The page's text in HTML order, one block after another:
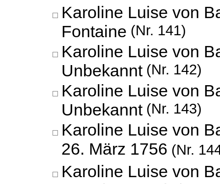
Karoline Luise von
Fontaine (Nr. 141)
Karoline Luise von
Unbekannt (Nr. 142)
Karoline Luise von
Unbekannt (Nr. 143)
Karoline Luise von
26. März 1756 (Nr.
Karoline Luise von